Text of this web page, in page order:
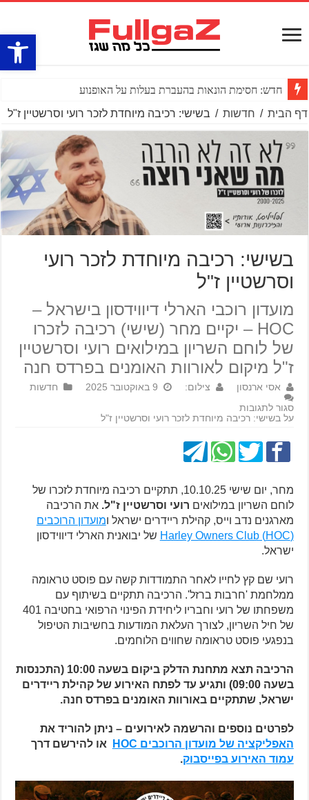
פתח
חדש: חסימת הונאות בהעברת בעלות על האופנוע
דף הבית / חדשות / בשישי: רכיבה מיוחדת לזכר רועי וסרשטיין ז"ל
בשישי: רכיבה מיוחדת לזכר רועי
וסרשטיין ז"ל
מועדון רוכבי הארלי דיווידסון בישראל –
HOC – יקיים מחר (שישי) רכיבה לזכרו
של לוחם השריון במילואים רועי וסרשטיין
ז"ל מיקום לאורוות האומנים בפרדס חנה
אסי ארנסון צילום: 9 באוקטובר 2025
חדשות
סגור לתגובות
על בשישי: רכיבה מיוחדת לזכר רועי וסרשטיין ז"ל
מחר, יום שישי 10.10.25, תתקיים רכיבה מיוחדת לזכרו של
לוחם השריון במילואים רועי וסרשטיין ז"ל.את הרכיבה
מארגנים נדב וייס, קהילת ריידרים ישראל ומועדון הרוכבים
(HOC) Harley Owners Club
של יבואנית הארלי דיווידסון
ישראל.
רועי שם קץ לחייו לאחר התמודדות קשה עם פוסט טראומה
ממלחמת 'חרבות ברזל'. הרכיבה תתקיים בשיתוף עם
משפחתו של רועי וחבריו ליחידת הפינוי הרפואי בחטיבה 401
של חיל השריון, לצורך העלאת המודעות בחשיבות הטיפול
בנפגעי פוסט טראומה שחווים הלוחמים.
הרכיבה תצא מתחנת הדלק ביקום בשעה 10:00 (התכנסות
בשעה 09:00) ותגיע עד לפתח האירוע של קהילת ריידרים
ישראל, שתתקיים באורוות האומנים בפרדס חנה.
לפרטים נוספים והרשמה לאירועים – ניתן להוריד את
האפליקציה של מועדון הרוכבים HOC
או להירשם דרך
עמוד האירוע בפייסבוק.